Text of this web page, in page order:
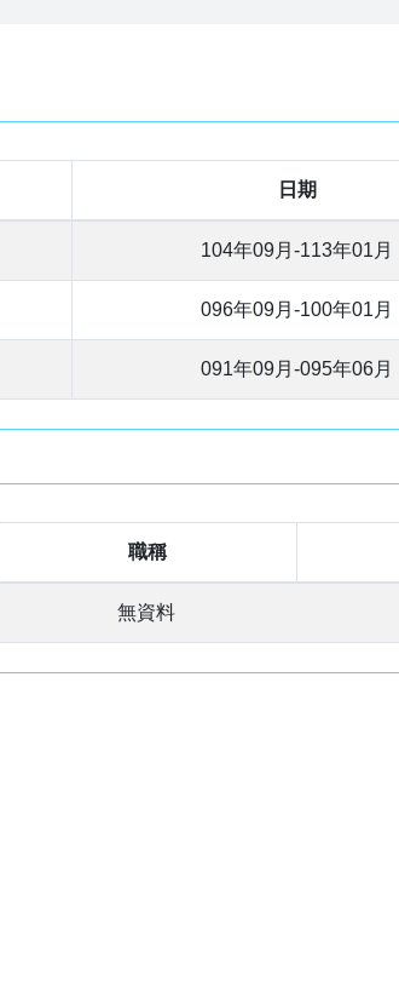
日期
104年09月-113年01月
096年09月-100年01月
091年09月-095年06月
職稱
無資料